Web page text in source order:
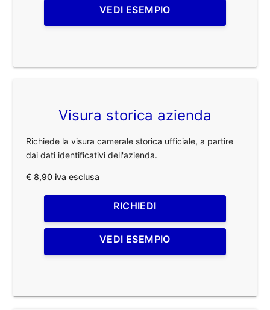
VEDI ESEMPIO
Visura storica azienda
Richiede la visura camerale storica ufficiale, a partire
dai dati identificativi dell'azienda.
€ 8,90 iva esclusa
RICHIEDI
VEDI ESEMPIO